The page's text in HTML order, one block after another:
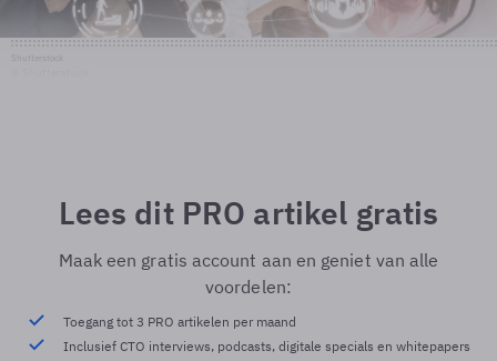
Lees dit PRO artikel gratis
Maak een gratis account aan en geniet van alle
voordelen:
Toegang tot 3 PRO artikelen per maand
Inclusief CTO interviews, podcasts, digitale specials en whitepapers